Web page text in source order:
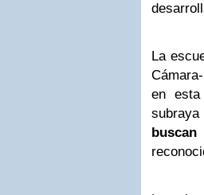
La
en esta
buscan